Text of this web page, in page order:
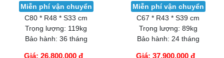
Miễn phí vận chuyển
C80 * R48 * S33 cm
Trọng lượng: 119kg
Bảo hành: 36 tháng
Giá: 26,800,000 đ
Miễn phí vận chuyển
C67 * R43 * S39 cm
Trọng lượng: 89kg
Bảo hành: 24 tháng
Giá: 37,900,000 đ